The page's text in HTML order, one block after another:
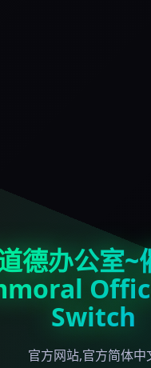
德办公室~
Switch
官方网站,官方简体中